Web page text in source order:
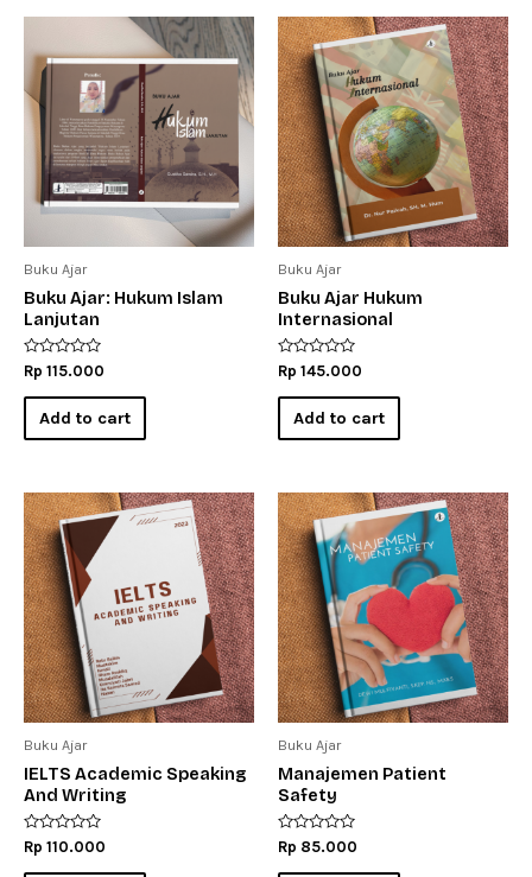
Buku Ajar
Buku Ajar: Hukum Islam
Lanjutan
Rated
0
out
Rp 115.000
Add to cart
Buku Ajar
Buku Ajar Hukum
Internasional
Rated
0
out
Rp 145.000
Add to cart
Buku Ajar
IELTS Academic Speaking
And Writing
Rated
0
out
Rp 110.000
Buku Ajar
Manajemen Patient
Safety
Rated
0
out
Rp 85.000